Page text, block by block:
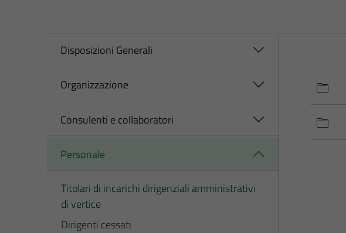
Disposizioni Generali
Organizzazione
Consulenti e collaboratori
Personale
Titolari di incarichi dirigenziali amministrativi
di vertice
Dirigenti cessati